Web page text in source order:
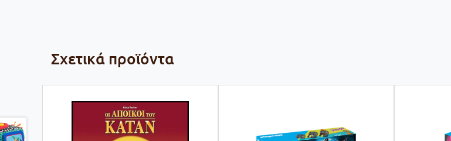
Σχετικά προϊόντα